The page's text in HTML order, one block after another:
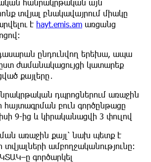
հանրակրթական այն
տվյալ բնակավայրում միակը
է hayt.emis.am առցանց
ընդունվող երեխա, ապա
ժամանակացույցի կատարեք
քայլերը․
դպրոցներում առաջին
հայտագրման բուն գործընթացը
9-ից և կիրականացվի 3 փուլով
առաջին քայլ՝ նախ պետք է
տվյալների ամբողջականությունը։
գործարկել